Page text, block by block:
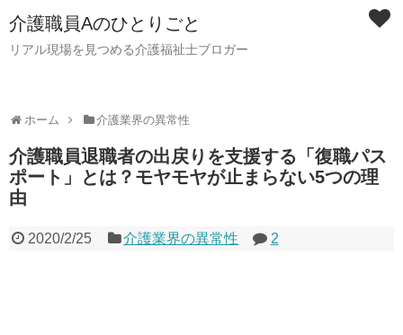
介護職員Aのひとりごと
リアル現場を見つめる介護福祉士ブロガー
ホーム 介護業界の異常性
介護職員退職者の出戻りを支援する「復職パス
ポート」とは？モヤモヤが止まらない5つの理
由
2020/2/25 介護業界の異常性 2